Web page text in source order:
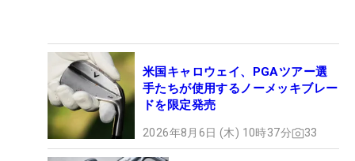
米国キャロウェイ、PGAツアー選
手たちが使用するノーメッキブレー
ドを限定発売
2026年8月6日 (木) 10時37分 33